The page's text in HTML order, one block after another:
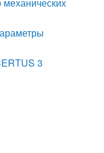
механических
3